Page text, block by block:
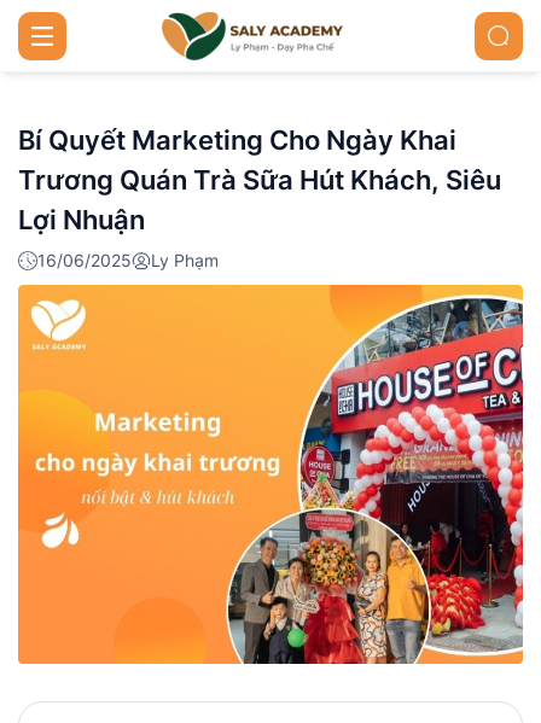
Bí Quyết Marketing Cho Ngày Khai
Trương Quán Trà Sữa Hút Khách, Siêu
Lợi Nhuận
16/06/2025 Ly Phạm